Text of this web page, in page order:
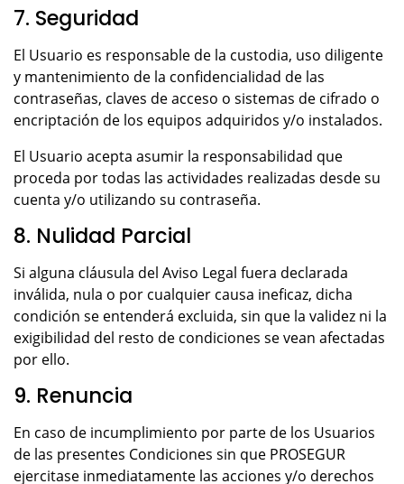
7. Seguridad
El Usuario es responsable de la custodia, uso diligente
y mantenimiento de la confidencialidad de las
contraseñas, claves de acceso o sistemas de cifrado o
encriptación de los equipos adquiridos y/o instalados.
El Usuario acepta asumir la responsabilidad que
proceda por todas las actividades realizadas desde su
cuenta y/o utilizando su contraseña.
8. Nulidad Parcial
Si alguna cláusula del Aviso Legal fuera declarada
inválida, nula o por cualquier causa ineficaz, dicha
condición se entenderá excluida, sin que la validez ni la
exigibilidad del resto de condiciones se vean afectadas
por ello.
9. Renuncia
En caso de incumplimiento por parte de los Usuarios
de las presentes Condiciones sin que PROSEGUR
ejercitase inmediatamente las acciones y/o derechos